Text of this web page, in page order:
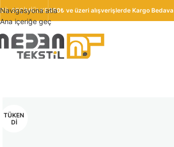
Navigasyona atla
Ana içeriğe geç
DIL SEÇIMIÜLKE350₺ ve üzeri alışverişlerde Kargo Bedava
TÜKEN
DI